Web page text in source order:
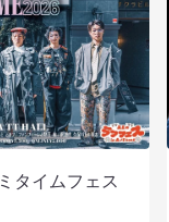
タイムフェス